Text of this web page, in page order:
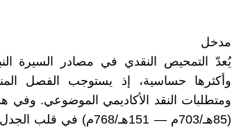
مدخل
يُعدّ التمحيص النقدي في مصادر السيرة
وأكثرها حساسية، إذ يستوجب الفصل
ومتطلبات النقد الأكاديمي الموضوعي.
(85هـ/703م — 151هـ/